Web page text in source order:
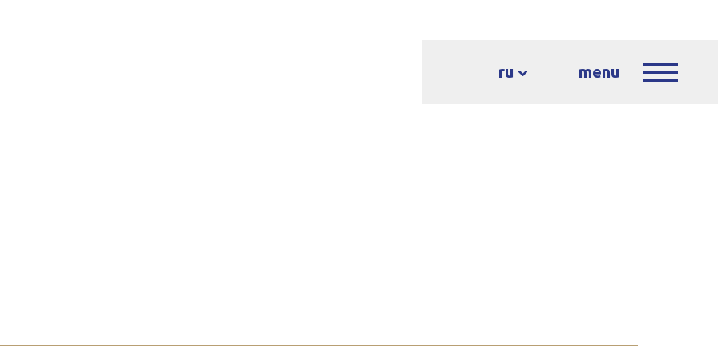
ru menu